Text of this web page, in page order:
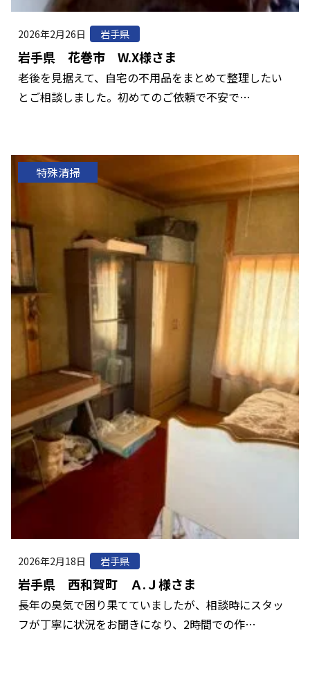
2026年2月26日 岩手県
岩手県 花巻市 W.X様さま
老後を見据えて、自宅の不用品をまとめて整理したい
とご相談しました。初めてのご依頼で不安で…
特殊清掃
2026年2月18日 岩手県
岩手県 西和賀町 Ａ.Ｊ様さま
長年の臭気で困り果てていましたが、相談時にスタッ
フが丁寧に状況をお聞きになり、2時間での作…